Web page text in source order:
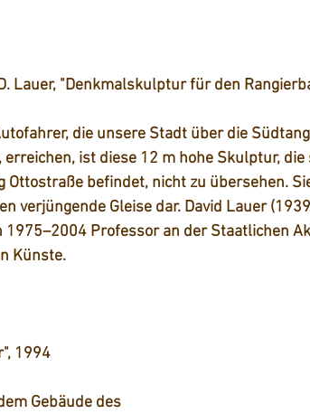
Lauer, "Denkmalskulptur für den
die unsere Stadt über die
erreichen, ist diese 12 m hohe Skulptur, die
Ottostraße befindet, nicht zu übersehen.
verjüngende Gleise dar. David Lauer
1975–2004 Professor an der Staatlichen
Künste.
1994
Gebäude des